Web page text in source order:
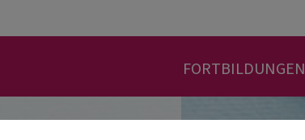
FORTBILDUNGEN